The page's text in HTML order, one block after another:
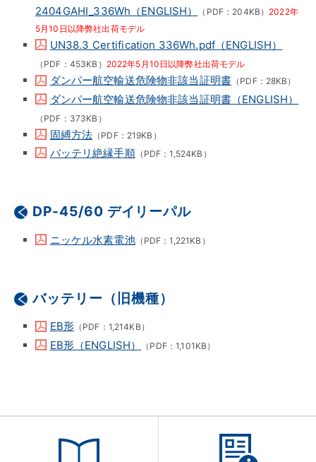
2404GAHI_336Wh（ENGLISH）
（PDF：204KB） 2022年
5月10日以降弊社出荷モデル
UN38.3 Certification 336Wh.pdf（ENGLISH）
（PDF：453KB） 2022年5月10日以降弊社出荷モデル
ダンパー航空輸送危険物非該当証明書 （PDF：28KB）
ダンパー航空輸送危険物非該当証明書（ENGLISH）
（PDF：373KB）
固縛方法 （PDF：219KB）
バッテリ絶縁手順 （PDF：1,524KB）
DP-45/60 デイリーパル
ニッケル水素電池（PDF：1,221KB）
バッテリー（旧機種）
EB形（PDF：1,214KB）
EB形（ENGLISH） （PDF：1,101KB）